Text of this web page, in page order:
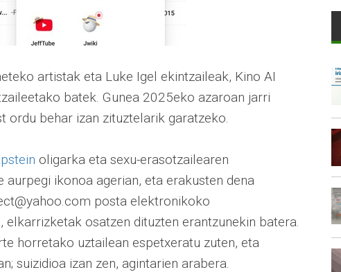
artistak eta Luke Igel ekintzaileak, Kino AI
batek. Gunea 2025eko azaroan jarri
ordu behar izan zituztelarik garatzeko.
oligarka eta sexu-erasotzailearen
ikonoa agerian, eta erakusten dena
posta elektronikoko
osatzen dituzten erantzunekin batera.
horretako uztailean espetxeratu zuten, eta
suizidioa izan zen, agintarien arabera.